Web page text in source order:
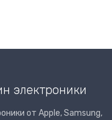
электроники
от Apple, Samsung,